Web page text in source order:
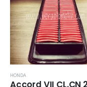
HONDA